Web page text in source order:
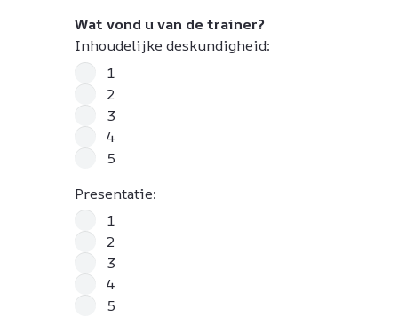
Wat vond u van de trainer?
Inhoudelijke deskundigheid:
1
2
3
4
5
Presentatie:
1
2
3
4
5